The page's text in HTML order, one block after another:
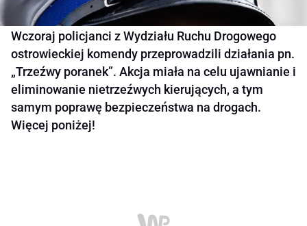
Wczoraj policjanci z Wydziału Ruchu Drogowego
ostrowieckiej komendy przeprowadzili działania pn.
„Trzeźwy poranek”. Akcja miała na celu ujawnianie i
eliminowanie nietrzeźwych kierujących, a tym
samym poprawę bezpieczeństwa na drogach.
Więcej poniżej!